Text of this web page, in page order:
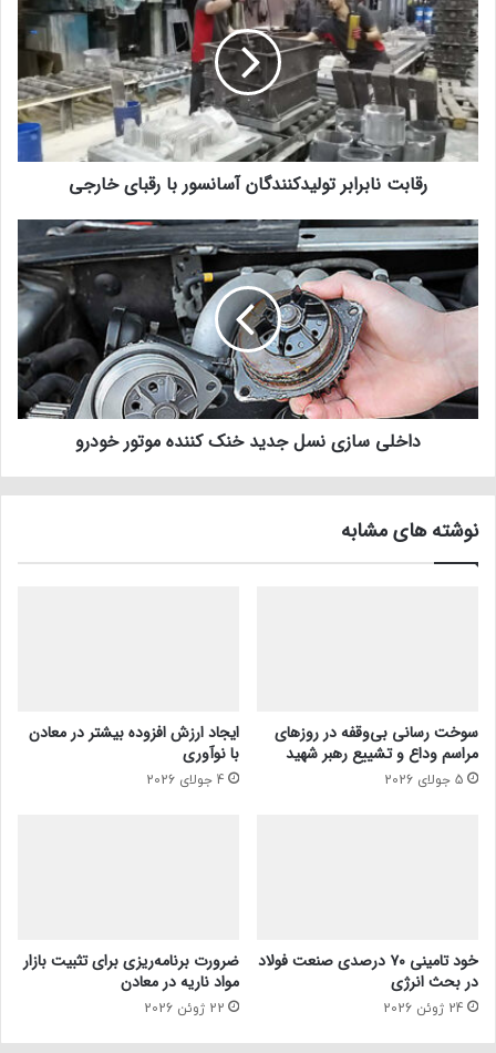
رقابت نابرابر تولیدکنندگان آسانسور با رقبای خارجی
داخلی سازی نسل جدید خنک کننده موتور خودرو
نوشته های مشابه
سوخت رسانی بی‌وقفه در روز‌های
مراسم وداع و تشییع رهبر شهید
5 جولای 2026
ایجاد ارزش افزوده بیشتر در معادن
با نوآوری
4 جولای 2026
خود تامینی ۷۰ درصدی صنعت فولاد
در بحث انرژی
24 ژوئن 2026
ضرورت برنامه‌ریزی برای تثبیت بازار
مواد ناریه در معادن
22 ژوئن 2026